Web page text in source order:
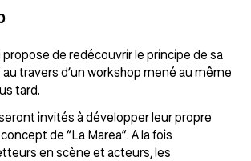
de redécouvrir le principe de sa
au travers d’un workshop mené au même
tard.
invités à développer leur propre
de “La Marea”. A la fois
en scène et acteurs, les